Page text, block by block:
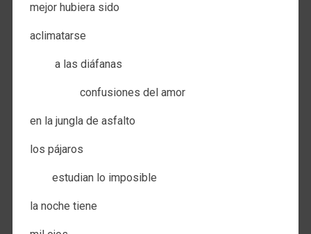
mejor hubiera sido
aclimatarse
a las diáfanas
confusiones del amor
en la jungla de asfalto
los pájaros
estudian lo imposible
la noche tiene